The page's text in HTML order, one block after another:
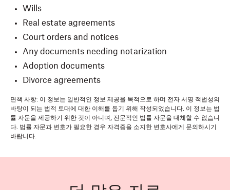
Wills
Real estate agreements
Court orders and notices
Any documents needing notarization
Adoption documents
Divorce agreements
면책 사항: 이 정보는 일반적인 정보 제공을 목적으로 하며 전자 서명 적법성의
바탕이 되는 법적 토대에 대한 이해를 돕기 위해 작성되었습니다. 이 정보는 법
률 자문을 제공하기 위한 것이 아니며, 전문적인 법률 자문을 대체할 수 없습니
다. 법률 자문과 변호가 필요한 경우 자격증을 소지한 변호사에게 문의하시기
바랍니다.